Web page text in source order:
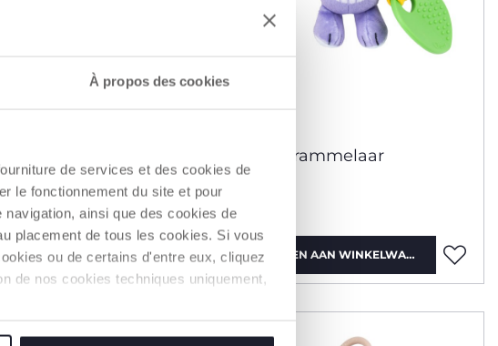
À propos des cookies
de services et des cookies de
le fonctionnement du site et pour
ainsi que des cookies de
placement de tous les cookies. Si vous
ou de certains d'entre eux, cliquez
de nos cookies techniques uniquement,
AAN WINKELWAGEN
Wasbeer rammelaar
€ 9,99
TOEVOEGEN AAN WINKELWAGEN